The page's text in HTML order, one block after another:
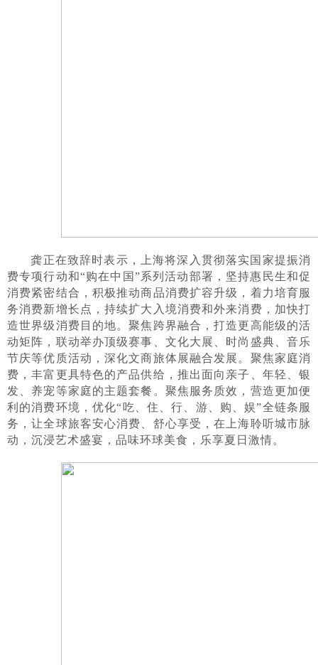
龚正在致辞时表示，上海将深入贯彻落实国家提振消
费专项行动和“购在中国”系列活动部署，坚持惠民生和促
消费紧密结合，积极推动商品消费扩容升级，着力培育服
务消费新增长点，持续扩大入境消费和外来消费，加快打
造世界级消费目的地。聚焦跨界融合，打造更高能级的活
动矩阵，联动举办顶级赛事、文化大展、时尚盛典、音乐
节庆等优质活动，深化文商旅体展融合发展。聚焦家庭消
费，丰富更具特色的产品供给，推出面向亲子、年轻、银
发、养宠等家庭的主题套餐。聚焦服务质效，营造更加便
利的消费环境，优化“吃、住、行、游、购、娱”全链条服
务，让全球旅客安心消费、舒心享受，在上海聆听城市脉
动，沉浸艺术盛宴，品味环球美食，乐享夏日激情。